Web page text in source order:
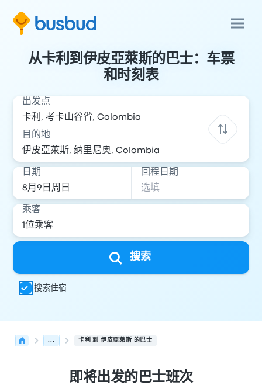
从卡利到伊皮亞萊斯的巴士：车票
和时刻表
出发点
目的地
日期 回程日期
乘客
搜索
搜索住宿
... 卡利 到 伊皮亞萊斯 的巴士
即将出发的巴士班次